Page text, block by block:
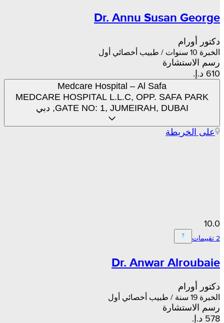
Dr. Annu Susan George
دكتور أورام
الخبرة 10 سنوات / طبيب أخصائي أول
رسم الاستشارة
Medcare Hospital – Al Safa
MEDCARE HOSPITAL L.L.C, OPP. SAFA PARK
GATE NO: 1, JUMEIRAH, DUBAI, دبي
على الخريطة
10.0
Dr. Anwar Alroubaie
دكتور أورام
الخبرة 19 سنة / طبيب أخصائي أول
رسم الاستشارة